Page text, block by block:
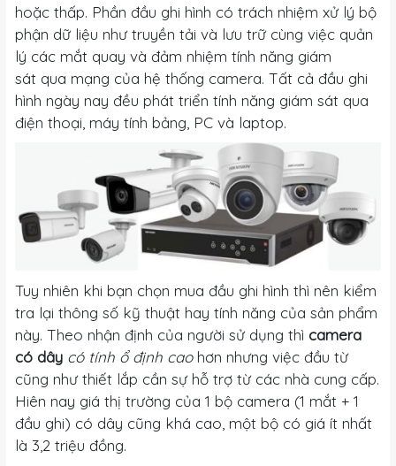
hoặc thấp. Phần đầu ghi hình có trách nhiệm xử lý bộ
phận dữ liệu như truyền tải và lưu trữ cùng việc quản
lý các mắt quay và đảm nhiệm tính năng giám
sát qua mạng của hệ thống camera. Tất cả đầu ghi
hình ngày nay đều phát triển tính năng giám sát qua
điện thoại, máy tính bảng, PC và laptop.
Tuy nhiên khi bạn chọn mua đầu ghi hình thì nên kiểm
tra lại thông số kỹ thuật hay tính năng của sản phẩm
này. Theo nhận định của người sử dụng thì camera
có dây có tính ổ định caohơn nhưng việc đầu từ
cũng như thiết lắp cần sự hỗ trợ từ các nhà cung cấp.
Hiên nay giá thị trường của 1 bộ camera (1 mắt + 1
đầu ghi) có dây cũng khá cao, một bộ có giá ít nhất
là 3,2 triệu đồng.